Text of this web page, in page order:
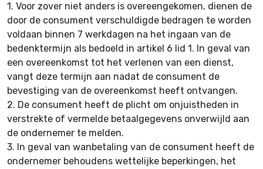
1. Voor zover niet anders is overeengekomen, dienen de
door de consument verschuldigde bedragen te worden
voldaan binnen 7 werkdagen na het ingaan van de
bedenktermijn als bedoeld in artikel 6 lid 1. In geval van
een overeenkomst tot het verlenen van een dienst,
vangt deze termijn aan nadat de consument de
bevestiging van de overeenkomst heeft ontvangen.
2. De consument heeft de plicht om onjuistheden in
verstrekte of vermelde betaalgegevens onverwijld aan
de ondernemer te melden.
3. In geval van wanbetaling van de consument heeft de
ondernemer behoudens wettelijke beperkingen, het